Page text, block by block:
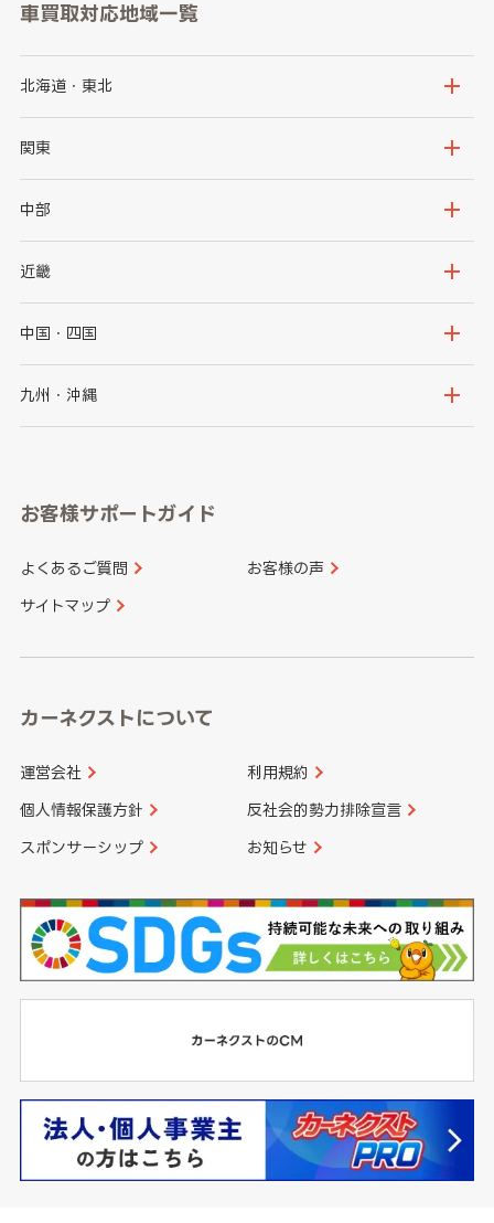
車買取対応地域一覧
北海道・東北
北海道
岩手県
秋田県
関東
茨城県
群馬県
千葉県
中部
新潟県
石川県
山梨県
愛知県
近畿
大阪府
京都府
和歌山県
中国・四国
鳥取県
山口県
香川県 愛媛県
九州・沖縄
長崎県
大分県 宮崎県
お客様サポートガイド
よくあるご質問 お客様の声
サイトマップ
カーネクストについて
運営会社 利用規約
個人情報保護方針 反社会的勢力排除宣言
スポンサーシップ お知らせ